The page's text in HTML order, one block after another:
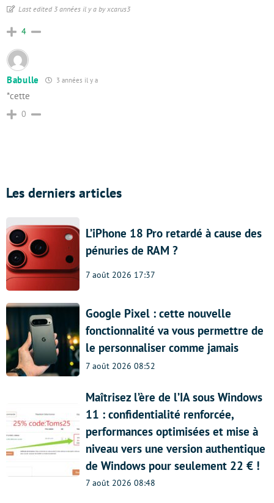
Last edited 3 années il y a by xcarus3
4
Babulle 3 années il y a
*cette
0
Les derniers articles
L’iPhone 18 Pro retardé à cause des
pénuries de RAM ?
7 août 2026 17:37
Google Pixel : cette nouvelle
fonctionnalité va vous permettre de
le personnaliser comme jamais
7 août 2026 08:52
Maîtrisez l’ère de l’IA sous Windows
11 : confidentialité renforcée,
performances optimisées et mise à
niveau vers une version authentique
de Windows pour seulement 22 € !
7 août 2026 08:48